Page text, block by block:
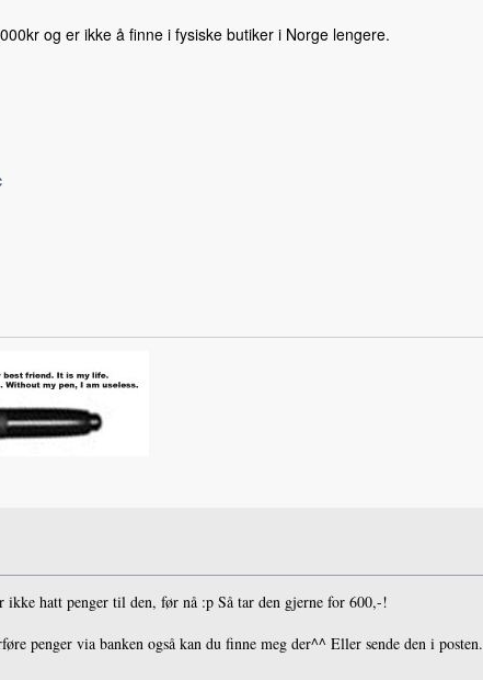
og er ikke å finne i fysiske butiker i Norge lengere.
ikke hatt penger til den, før nå :p Så tar den gjerne for 600,-!
penger via banken også kan du finne meg der^^ Eller sende den i posten.